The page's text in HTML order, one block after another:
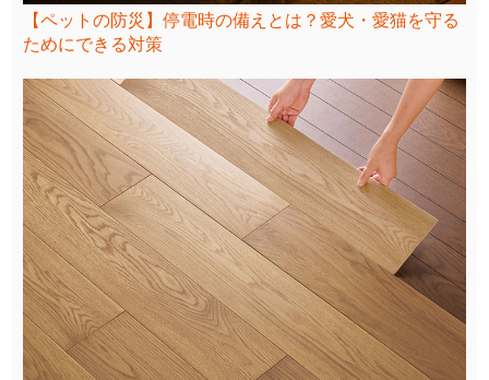
【ペットの防災】停電時の備えとは？愛犬・愛猫を守る
ためにできる対策